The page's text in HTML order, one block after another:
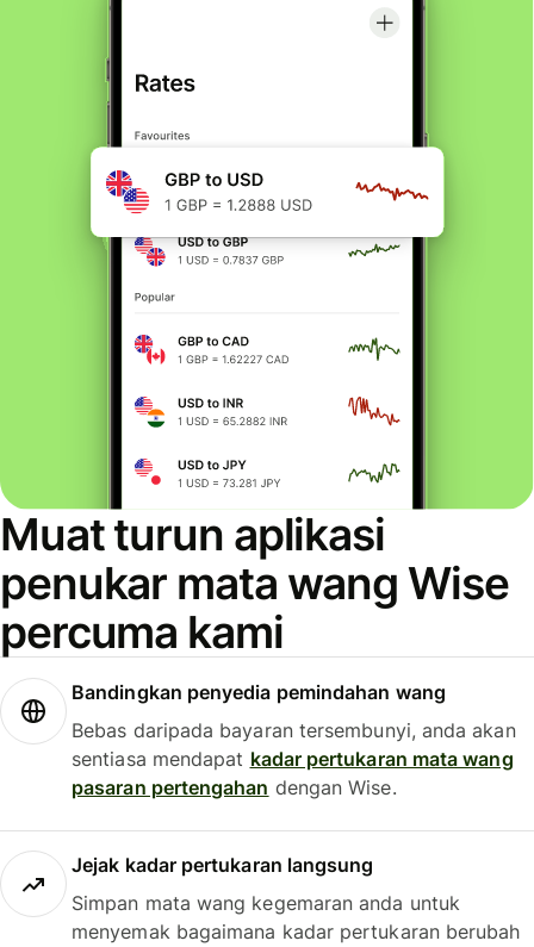
Muat turun aplikasi
penukar mata wang Wise
percuma kami
Bandingkan penyedia pemindahan wang
Bebas daripada bayaran tersembunyi, anda akan
sentiasa mendapat kadar pertukaran mata wang
pasaran pertengahan dengan Wise.
Jejak kadar pertukaran langsung
Simpan mata wang kegemaran anda untuk
menyemak bagaimana kadar pertukaran berubah